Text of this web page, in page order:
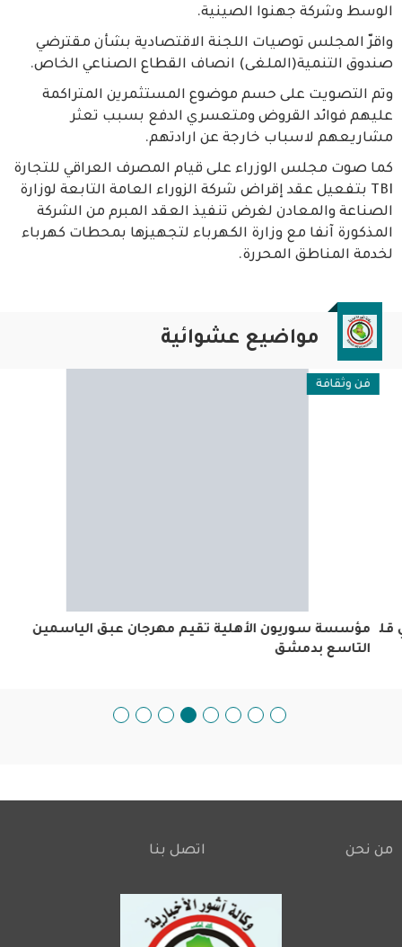
الوسط وشركة جهنوا الصينية.
واقرّ المجلس توصيات اللجنة الاقتصادية بشأن مقترضي
صندوق التنمية(الملغى) انصاف القطاع الصناعي الخاص.
وتم التصويت على حسم موضوع المستثمرين المتراكمة
عليهم فوائد القروض ومتعسري الدفع بسبب تعثر
مشاريعهم لاسباب خارجة عن ارادتهم.
كما صوت مجلس الوزراء على قيام المصرف العراقي للتجارة
TBI بتفعيل عقد إقراض شركة الزوراء العامة التابعة لوزارة
الصناعة والمعادن لغرض تنفيذ العقد المبرم من الشركة
المذكورة آنفا مع وزارة الكهرباء لتجهيزها بمحطات كهرباء
لخدمة المناطق المحررة.
مواضيع عشوائية
فن وثقافة
مؤسسة سوريون الأهلية تقيم مهرجان عبق الياسمين
بدمشق
Footer
من نحن اتصل بنا